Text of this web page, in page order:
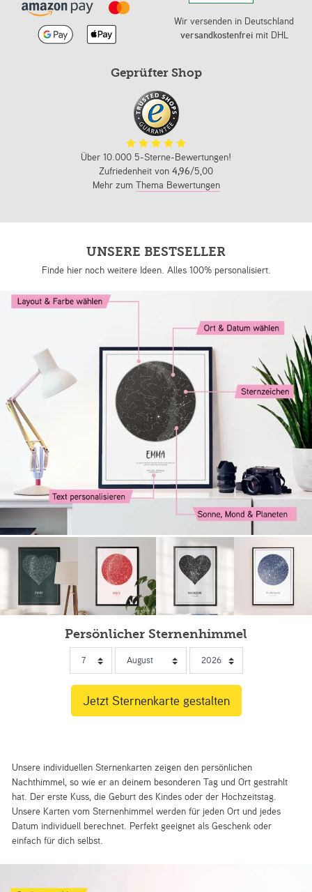
Wir versenden in Deutschland
versandkostenfreimit DHL
Geprüfter Shop
Über 10.000 5-Sterne-Bewertungen!
Zufriedenheit von 4,96/5,00
Mehr zum Thema Bewertungen
UNSERE BESTSELLER
Finde hier noch weitere Ideen. Alles 100% personalisiert.
Persönlicher Sternenhimmel
Unsere individuellen Sternenkarten zeigen den persönlichen
Nachthimmel, so wie er an deinem besonderen Tag und Ort gestrahlt
hat. Der erste Kuss, die Geburt des Kindes oder der Hochzeitstag.
Unsere Karten vom Sternenhimmel werden für jeden Ort und jedes
Datum individuell berechnet. Perfekt geeignet als Geschenk oder
einfach für dich selbst.